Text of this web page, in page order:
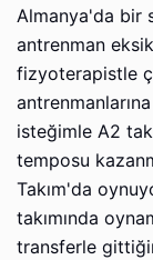
Almanya'da bir
antrenman
fizyoterapistle
isteğimle A2
temposu
Takım'da
takımında
transferle